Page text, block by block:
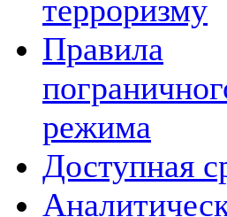
терроризму
Правила
режима
Доступная